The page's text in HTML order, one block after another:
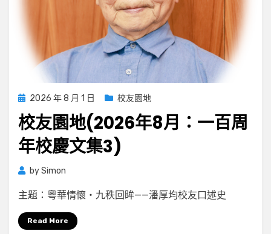
Posted
on
2026 年 8 月 1 日 校友園地
校友園地(2026年8月：一百周
年校慶文集3)
bySimon
主題：粵華情懷・九秩回眸——潘厚均校友口述史
Read More